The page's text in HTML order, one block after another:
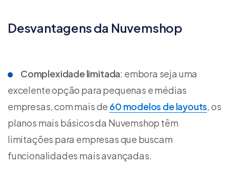
Desvantagens da Nuvemshop
Complexidade limitada: embora seja uma
excelente opção para pequenas e médias
empresas, com mais de 60 modelos de layouts , os
planos mais básicos da Nuvemshop têm
limitações para empresas que buscam
funcionalidades mais avançadas.